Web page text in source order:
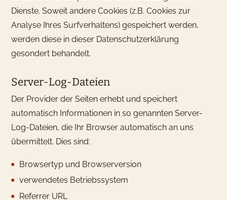
Dienste. Soweit andere Cookies (z.B. Cookies zur
Analyse Ihres Surfverhaltens) gespeichert werden,
werden diese in dieser Datenschutzerklärung
gesondert behandelt.
Server-Log-Dateien
Der Provider der Seiten erhebt und speichert
automatisch Informationen in so genannten Server-
Log-Dateien, die Ihr Browser automatisch an uns
übermittelt. Dies sind:
Browsertyp und Browserversion
verwendetes Betriebssystem
Referrer URL